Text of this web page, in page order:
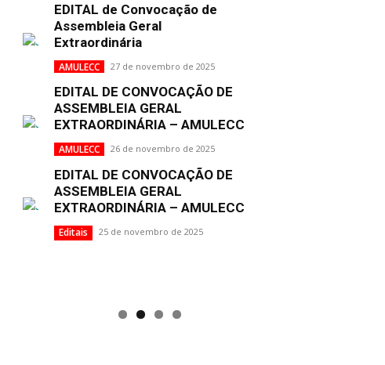
EDITAL de Convocação de
Assembleia Geral
Extraordinária
AMULECC 27 de novembro de 2025
EDITAL DE CONVOCAÇÃO DE
ASSEMBLEIA GERAL
EXTRAORDINÁRIA – AMULECC
AMULECC 26 de novembro de 2025
EDITAL DE CONVOCAÇÃO DE
ASSEMBLEIA GERAL
EXTRAORDINÁRIA – AMULECC
Editais 25 de novembro de 2025